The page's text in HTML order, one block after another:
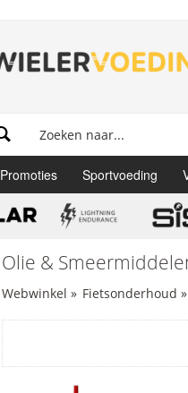
Promoties Sportvoeding
Olie &
Webwinkel » Fietsonderhoud »